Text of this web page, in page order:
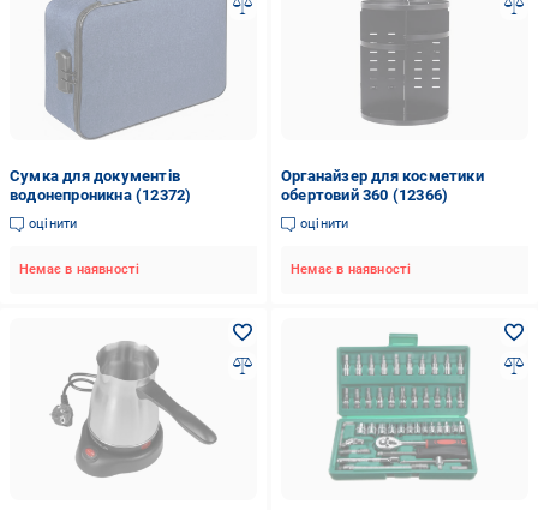
Сумка для документів
водонепроникна (12372)
оцінити
Немає в наявності
Органайзер для косметики
обертовий 360 (12366)
оцінити
Немає в наявності